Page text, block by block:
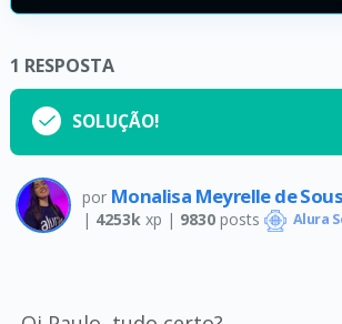
1 RESPOSTA
SOLUÇÃO!
por Monalisa Meyrelle de
| 4253k xp | 9830posts Alura